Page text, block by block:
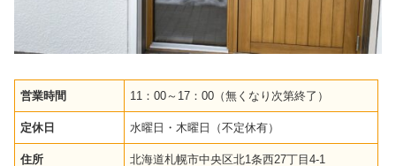
営業時間 11：00～17：00（無くなり次第終了）
定休日 水曜日・木曜日（不定休有）
住所 北海道札幌市中央区北1条西27丁目4-1